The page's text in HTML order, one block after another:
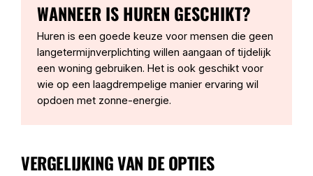
WANNEER IS HUREN GESCHIKT?
Huren is een goede keuze voor mensen die geen
langetermijnverplichting willen aangaan of tijdelijk
een woning gebruiken. Het is ook geschikt voor
wie op een laagdrempelige manier ervaring wil
opdoen met zonne-energie.
VERGELIJKING VAN DE OPTIES